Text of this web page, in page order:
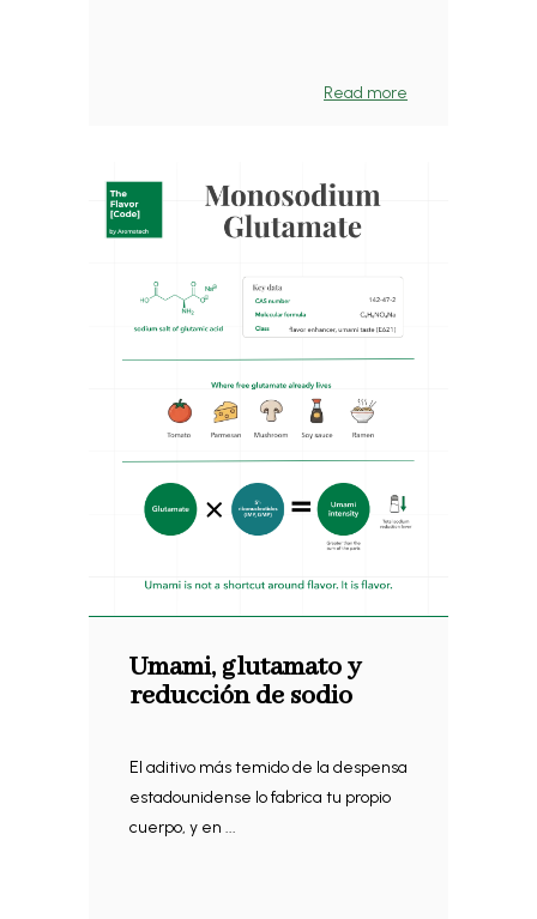
Read more
Umami, glutamato y
reducción de sodio
El aditivo más temido de la despensa
estadounidense lo fabrica tu propio
cuerpo, y en ...